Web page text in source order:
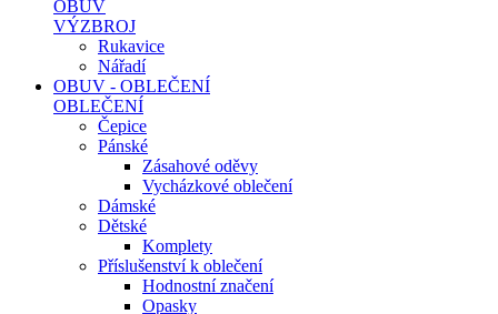
OBUV
VÝZBROJ
Rukavice
Nářadí
OBUV - OBLEČENÍ
OBLEČENÍ
Čepice
Pánské
Zásahové oděvy
Vycházkové oblečení
Dámské
Dětské
Komplety
Příslušenství k oblečení
Hodnostní značení
Opasky